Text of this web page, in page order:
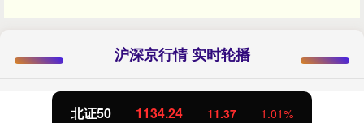
沪深京行情 实时轮播
北证50 1134.24 11.37 1.01%